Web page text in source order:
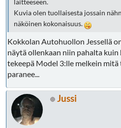
laitteeseen.
Kuvia olen tuollaisesta jossain
näköinen kokonaisuus.
Kokkolan Autohuollon Jessellä
näytä ollenkaan niin pahalta
tekeepä Model 3:lle melkein
paranee...
Jussi